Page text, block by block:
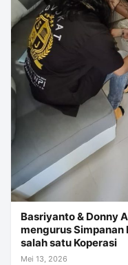
Basriyanto & Donny
mengurus Simpanan
salah satu Koperasi
Mei 13, 2026